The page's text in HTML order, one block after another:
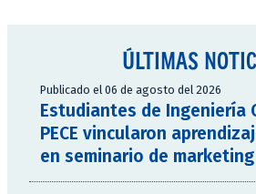
ÚLTIMAS
Publicado el 06 de agosto del 2026
Estudiantes de Ingeniería
PECE vincularon
en seminario de marketing